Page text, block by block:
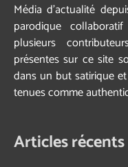
Média d’actualité
parodique
plusieurs
présentes sur ce site
dans un but satirique
tenues comme
Articles récents